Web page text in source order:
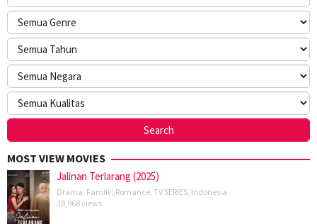
MOST VIEW MOVIES
Jalinan Terlarang (2025)
Drama Family Romance TV SERIES Indonesia
38,968 views